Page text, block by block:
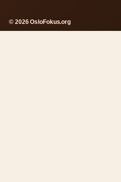
© 2026 OsloFokus.org